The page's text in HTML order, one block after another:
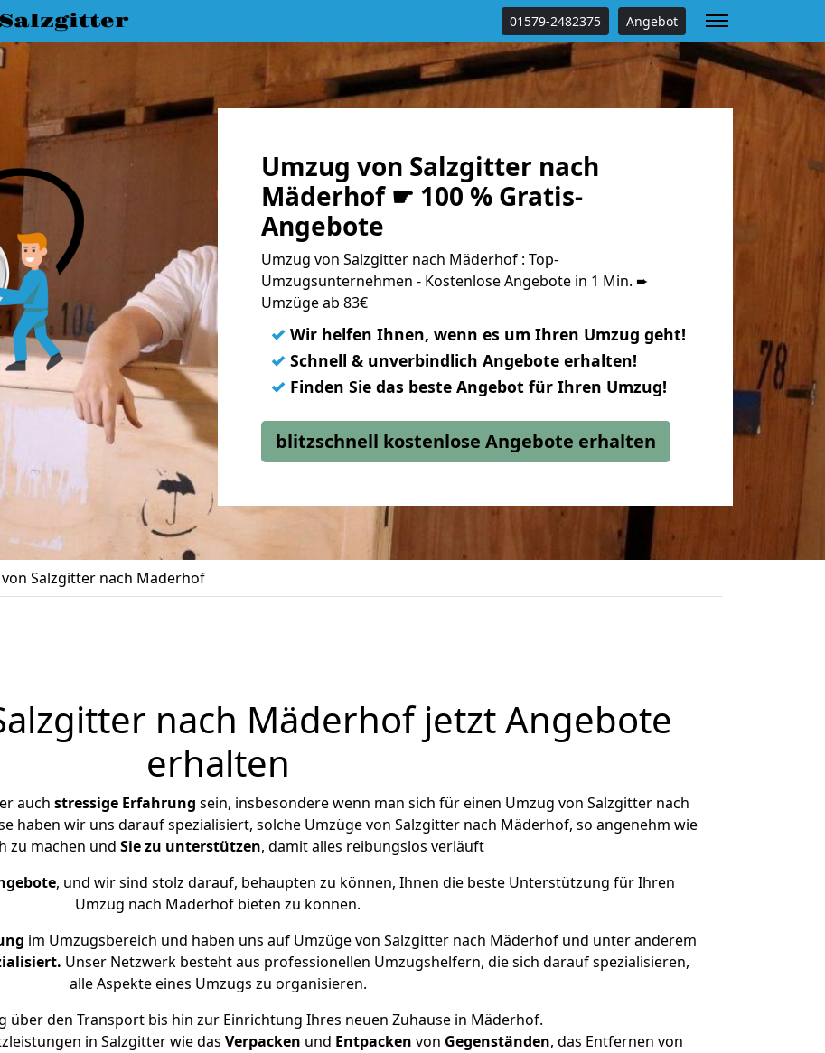
01579-2482375 Angebot
Umzug von Salzgitter nach
Mäderhof ☛ 100 % Gratis-
Angebote
Umzug von Salzgitter nach Mäderhof : Top-
Umzugsunternehmen - Kostenlose Angebote in 1 Min. ➨
Umzüge ab 83€
✓ Wir helfen Ihnen, wenn es um Ihren Umzug geht!
✓ Schnell & unverbindlich Angebote erhalten!
✓ Finden Sie das beste Angebot für Ihren Umzug!
blitzschnell kostenlose Angebote erhalten
Salzgitter nach Mäderhof
nach Mäderhof jetzt Angebote
erhalten
auch stressige Erfahrung sein, insbesondere wenn man sich für einen Umzug von Salzgitter nach
haben wir uns darauf spezialisiert, solche Umzüge von Salzgitter nach Mäderhof, so angenehm wie
zu machen und Sie zu unterstützen, damit alles reibungslos verläuft
, und wir sind stolz darauf, behaupten zu können, Ihnen die beste Unterstützung für Ihren
Umzug nach Mäderhof bieten zu können.
im Umzugsbereich und haben uns auf Umzüge von Salzgitter nach Mäderhof und unter anderem
Unser Netzwerk besteht aus professionellen Umzugshelfern, die sich darauf spezialisieren,
alle Aspekte eines Umzugs zu organisieren.
über den Transport bis hin zur Einrichtung Ihres neuen Zuhause in Mäderhof.
in Salzgitter wie das Verpacken und Entpacken von Gegenständen, das Entfernen von